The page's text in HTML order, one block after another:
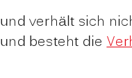
verhält sich
besteht die